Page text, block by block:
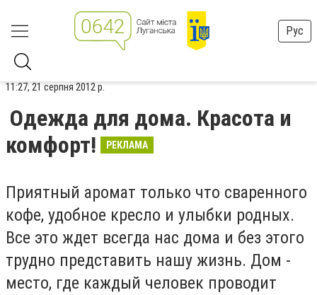
Рус
11:27, 21 серпня 2012 р.
Одежда для дома. Красота и
комфорт!
РЕКЛАМА
Приятный аромат только что сваренного
кофе, удобное кресло и улыбки родных.
Все это ждет всегда нас дома и без этого
трудно представить нашу жизнь. Дом -
место, где каждый человек проводит